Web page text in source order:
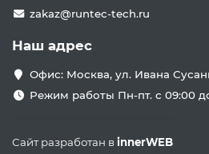
zakaz@runtec-tech.ru
Наш адрес
Офис: Москва, ул. Ивана
Режим работы Пн-пт. с 09:00
Сайт разработан вinnerWEB